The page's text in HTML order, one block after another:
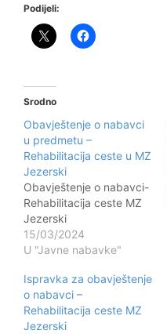
Podijeli:
Srodno
Obavještenje o nabavci
u predmetu –
Rehabilitacija ceste u MZ
Jezerski
Obavještenje o nabavci-
Rehabilitacija ceste MZ
Jezerski
15/03/2024
U "Javne nabavke"
Ispravka za obavještenje
o nabavci –
Rehabilitacija ceste MZ
Jezerski